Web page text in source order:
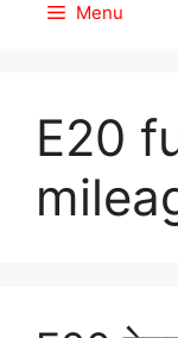
Menu
E20